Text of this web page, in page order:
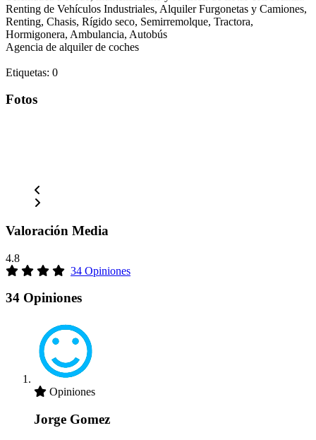
Renting de Vehículos Industriales, Alquiler Furgonetas y Camiones,
Renting, Chasis, Rígido seco, Semirremolque, Tractora,
Hormigonera, Ambulancia, Autobús
Agencia de alquiler de coches
Etiquetas: 0
Fotos
Valoración Media
4.8
34 Opiniones
34 Opiniones
Opiniones
Jorge Gomez